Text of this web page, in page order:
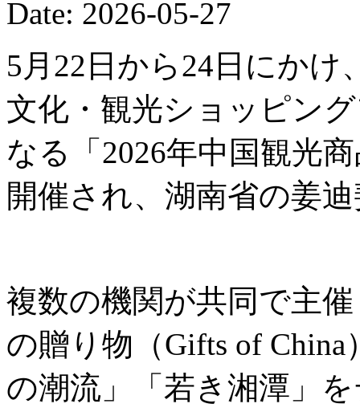
Date: 2026-05-27
5月22日から24日にかけ
文化・観光ショッピン
なる「2026年中国観光
開催され、湖南省の姜
複数の機関が共同で主
の贈り物（Gifts of
の潮流」「若き湘潭」